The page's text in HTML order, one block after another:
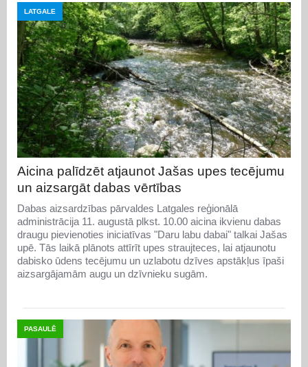
LATGALE
Aicina palīdzēt atjaunot Jašas upes tecējumu
un aizsargāt dabas vērtības
Dabas aizsardzības pārvaldes Latgales reģionālā
administrācija 11. augustā plkst. 10.00 aicina ikvienu dabas
draugu pievienoties iniciatīvas "Daru labu dabai" talkai Jašas
upē. Tās laikā plānots attīrīt upes straujteces, lai atjaunotu
dabisko ūdens tecējumu un uzlabotu dzīves apstākļus īpaši
aizsargājamām augu un dzīvnieku sugām.
PASAULĒ